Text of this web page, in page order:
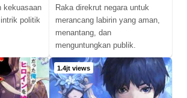
kekuasaan
politik
Raka direkrut negara untuk
merancang labirin yang aman,
menantang, dan
menguntungkan publik.
1.4jt views